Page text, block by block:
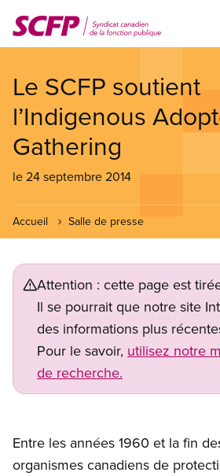
au
contenu
Le SCFP soutient
l’Indigenous
Gathering
le 24 septembre 2014
Accueil Salle de presse
Attention : cette page est
Il se pourrait que notre site
des informations plus
Pour le savoir, utilisez notre
de recherche.
Entre les années 1960 et la fin
organismes canadiens de